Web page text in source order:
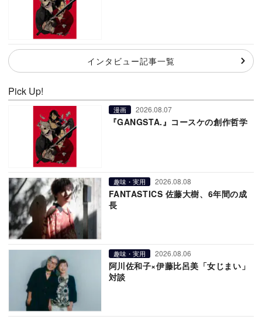
インタビュー記事一覧
Pick Up!
漫画 2026.08.07
『GANGSTA.』コースケの創作哲学
趣味・実用 2026.08.08
FANTASTICS 佐藤大樹、6年間の成
長
趣味・実用 2026.08.06
阿川佐和子×伊藤比呂美「女じまい」
対談